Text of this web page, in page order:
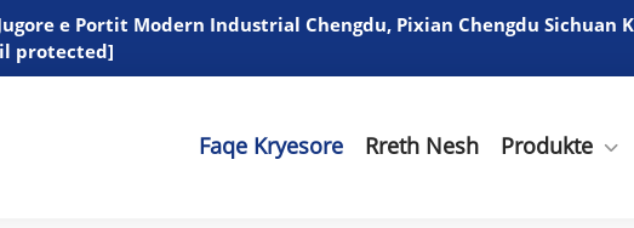
e Portit Modern Industrial Chengdu, Pixian Chengdu Sichuan
protected]
Faqe Kryesore Rreth Nesh Produkte